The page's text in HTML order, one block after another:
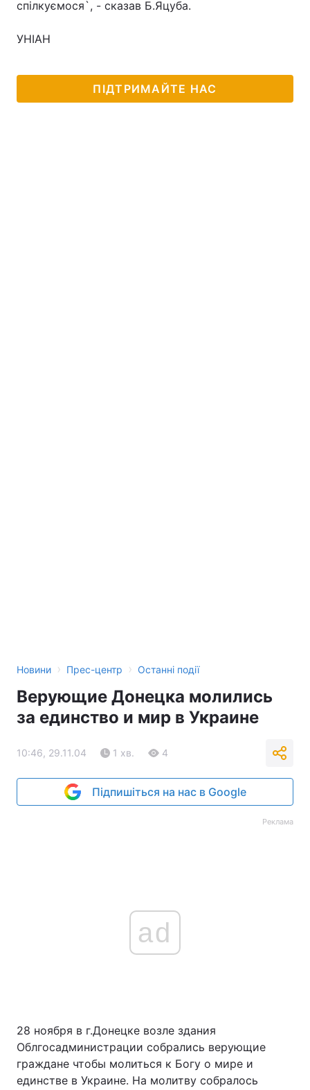
Туризм
спілкуємося`, - сказав Б.Яцуба.
УНІАН
ПІДТРИМАЙТЕ НАС
Новини › Прес-центр › Останні події
Верующие Донецка молились
за единство и мир в Украине
10:46, 29.11.04 1 хв. 4
Підпишіться на нас в Google
Реклама
ad
28 ноября в г.Донецке возле здания
Облгосадминистрации собрались верующие
граждане чтобы молиться к Богу о мире и
единстве в Украине. На молитву собралось